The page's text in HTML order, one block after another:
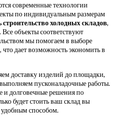
современные технологии
по индивидуальным размерам
строительство холодных складов,
объекты соответствуют
мы помогаем в выборе
дает возможность экономить в
доставку изделий до площадки,
пусконаладочные работы.
долговечные решения по
будет стоить ваш склад вы
способом.